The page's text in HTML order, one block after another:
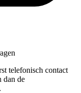
telefonisch contact
dan de